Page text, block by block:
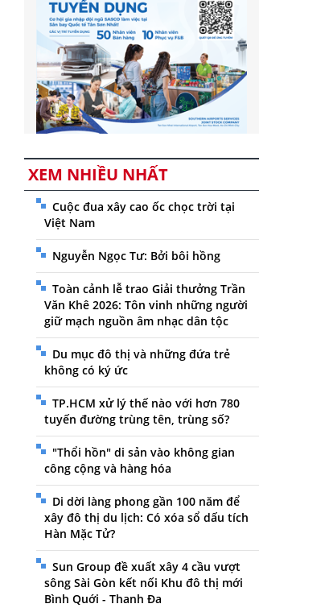
XEM NHIỀU NHẤT
Cuộc đua xây cao ốc chọc trời tại
Việt Nam
Nguyễn Ngọc Tư: Bởi bôi hồng
Toàn cảnh lễ trao Giải thưởng Trần
Văn Khê 2026: Tôn vinh những người
giữ mạch nguồn âm nhạc dân tộc
Du mục đô thị và những đứa trẻ
không có ký ức
TP.HCM xử lý thế nào với hơn 780
tuyến đường trùng tên, trùng số?
"Thổi hồn" di sản vào không gian
công cộng và hàng hóa
Di dời làng phong gần 100 năm để
xây đô thị du lịch: Có xóa sổ dấu tích
Hàn Mặc Tử?
Sun Group đề xuất xây 4 cầu vượt
sông Sài Gòn kết nối Khu đô thị mới
Bình Quới - Thanh Đa